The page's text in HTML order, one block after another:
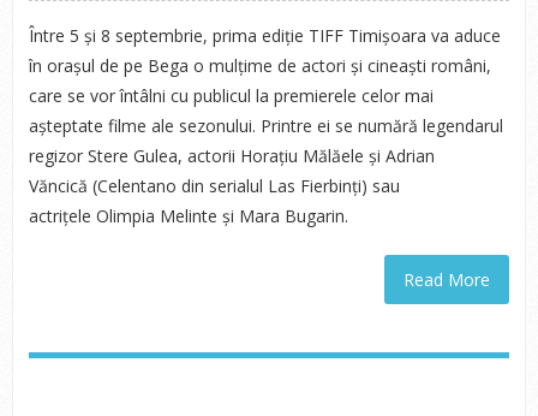
Între 5 și 8 septembrie, prima ediție TIFF Timișoara va aduce
în orașul de pe Bega o mulțime de actori și cineaști români,
care se vor întâlni cu publicul la premierele celor mai
așteptate filme ale sezonului. Printre ei se numără legendarul
regizor Stere Gulea, actorii Horațiu Mălăele și Adrian
Văncică (Celentano din serialul Las Fierbinți) sau
actrițele Olimpia Melinte și Mara Bugarin.
Read More